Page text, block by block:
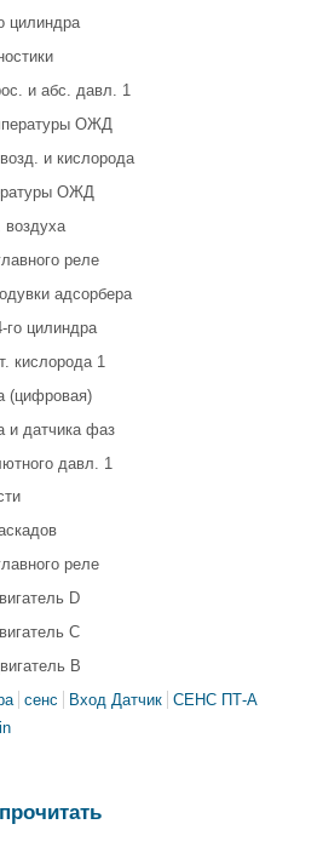
цилиндра
и абс. давл. 1
ОЖД
и кислорода
ОЖД
реле
адсорбера
цилиндра
кислорода 1
(цифровая)
и датчика фаз
давл. 1
реле
D
С
В
сенс Вход Датчик СЕНС ПТ-А